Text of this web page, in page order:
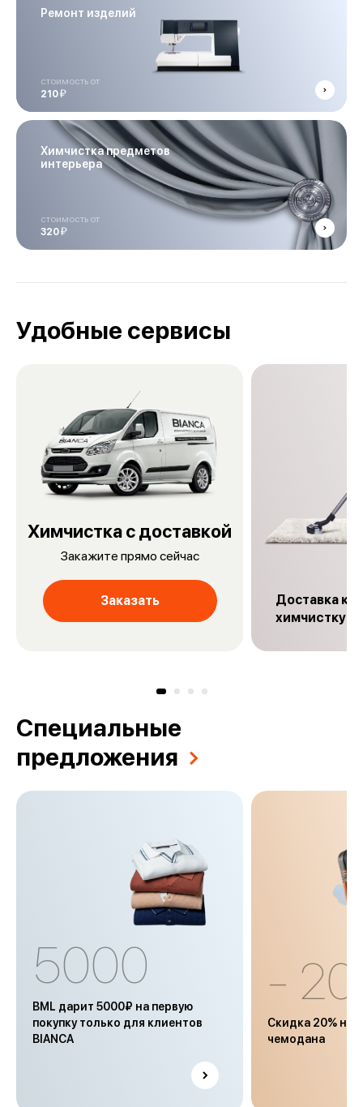
Ремонт изделий
стоимость от
210й
Химчистка предметов
интерьера
стоимость от
320й
Удобные сервисы
Химчистка с доставкой
Закажите прямо сейчас
Заказать
Доставка
химчиcтку
Специальные
предложения
5000
BML дарит 5000₽ на первую
покупку только для клиентов
BIANCA
-
Скидка 20% на
чемодана